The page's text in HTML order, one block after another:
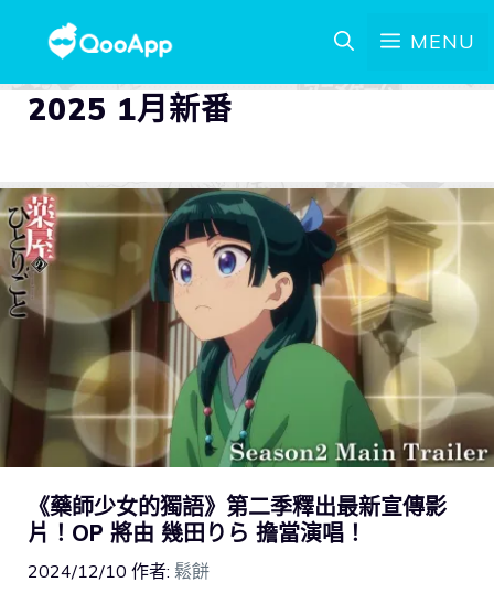
MENU
2025 1月新番
《藥師少女的獨語》第二季釋出最新宣傳影
片！OP 將由 幾田りら 擔當演唱！
2024/12/10 作者: 鬆餅